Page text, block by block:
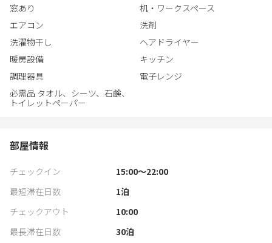
（5）新倉山浅間公園から徒歩5分・下吉田駅から徒歩10分の好立
地！
富士急ハイランド駅や近隣スーパーまでも車で10分以内と
便利です。
窓あり
机・ワークスペース
エアコン
洗剤
洗濯物干し
ヘアドライヤー
暖房設備
キッチン
調理器具
電子レンジ
必需品 タオル、シーツ、石鹸、
トイレットペーパー
部屋情報
チェックイン
15:00〜22:00
最短滞在日数
1泊
チェックアウト
10:00
最長滞在日数
30泊